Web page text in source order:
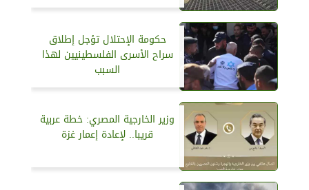
حكومة الإحتلال تؤجل إطلاق
سراح الأسرى الفلسطينيين لهذا
السبب
وزير الخارجية المصري: خطة عربية
قريبا.. لإعادة إعمار غزة